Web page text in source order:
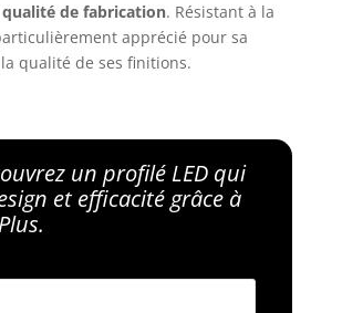
qualité de fabrication. Résistant à la
apprécié pour sa
qualité de ses finitions.
un profilé LED qui
et efficacité grâce à